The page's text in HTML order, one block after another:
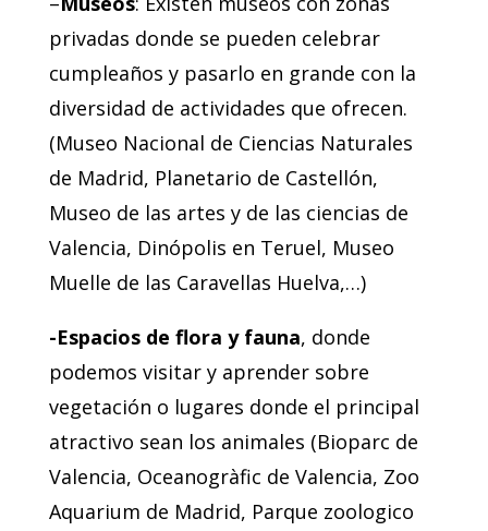
privadas donde se pueden celebrar
cumpleaños y pasarlo en grande con la
diversidad de actividades que ofrecen.
(Museo Nacional de Ciencias Naturales
de Madrid, Planetario de Castellón,
Museo de las artes y de las ciencias de
Valencia, Dinópolis en Teruel, Museo
Muelle de las Caravellas Huelva,…)
-Espacios de flora y fauna, donde
podemos visitar y aprender sobre
vegetación o lugares donde el principal
atractivo sean los animales (Bioparc de
Valencia, Oceanogràfic de Valencia, Zoo
Aquarium de Madrid, Parque zoologico